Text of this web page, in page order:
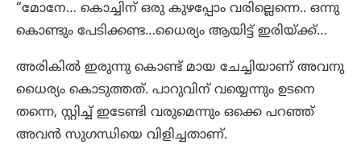
“മോനേ… കൊച്ചിന് ഒരു കുഴപ്പോം വരില്ലെന്നെ.. ഒന്നു
കൊണ്ടും പേടിക്കണ്ട…ധൈര്യം ആയിട്ട് ഇരിയ്ക്ക്…
അരികിൽ ഇരുന്നു കൊണ്ട് മായ ചേച്ചിയാണ് അവനു
ധൈര്യം കൊടുത്തത്. പാറുവിന് വയ്യെന്നും ഉടനെ
തന്നെ, സ്റ്റിച്ച് ഇടേണ്ടി വരുമെന്നും ഒക്കെ പറഞ്ഞ്
അവൻ സുഗന്ധിയെ വിളിച്ചതാണ്.